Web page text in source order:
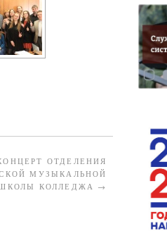
ОТДЕЛЕНИЯ
МУЗЫКАЛЬНОЙ
КОЛЛЕДЖА →